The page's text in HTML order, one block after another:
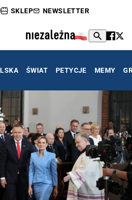
SKLEP NEWSLETTER
ŚWIAT PETYCJE MEMY